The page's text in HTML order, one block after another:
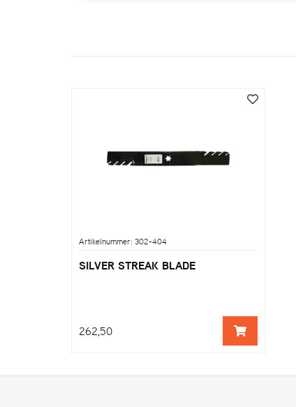
Artikelnummer: 302-404
SILVER STREAK BLADE
262,50